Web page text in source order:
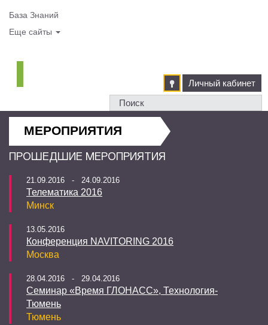
База Знаний
Еще сайты
Личный кабинет
МЕРОПРИЯТИЯ
ПРОШЕДШИЕ МЕРОПРИЯТИЯ
21.09.2016 - 24.09.2016
Телематика 2016
Минск
13.05.2016
Конференция NAVITORING 2016
Москва
28.04.2016 - 29.04.2016
Семинар «Время ГЛОНАСС», Технология-
Тюмень
Тюмень